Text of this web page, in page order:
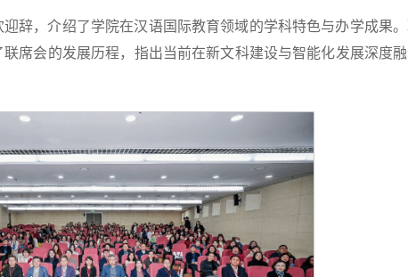
辞，介绍了学院在汉语国际教育领域的学科特色与办学成果
席会的发展历程，指出当前在新文科建设与智能化发展深度